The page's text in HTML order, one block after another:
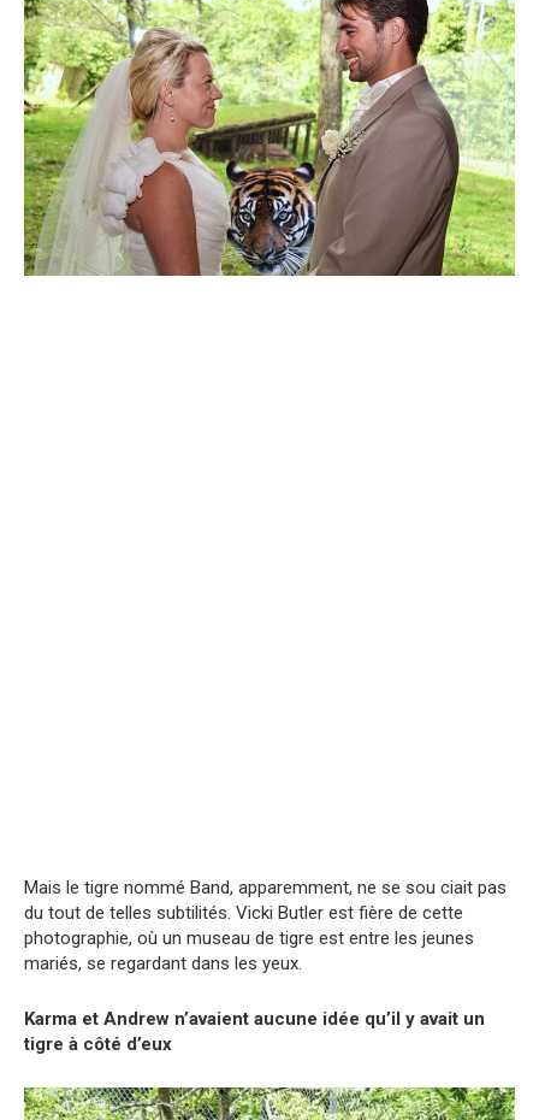
Mais le tigre nommé Band, apparemment, ne se sou ciait pas
du tout de telles subtilités. Vicki Butler est fière de cette
photographie, où un museau de tigre est entre les jeunes
mariés, se regardant dans les yeux.
Karma et Andrew n’avaient aucune idée qu’il y avait un
tigre à côté d’eux